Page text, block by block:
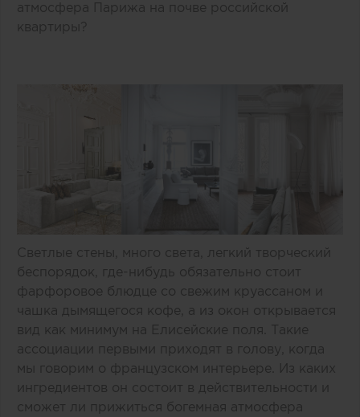
атмосфера Парижа на почве российской
квартиры?
Светлые стены, много света, легкий творческий
беспорядок, где-нибудь обязательно стоит
фарфоровое блюдце со свежим круассаном и
чашка дымящегося кофе, а из окон открывается
вид как минимум на Елисейские поля. Такие
ассоциации первыми приходят в голову, когда
мы говорим о французском интерьере. Из каких
ингредиентов он состоит в действительности и
сможет ли прижиться богемная атмосфера